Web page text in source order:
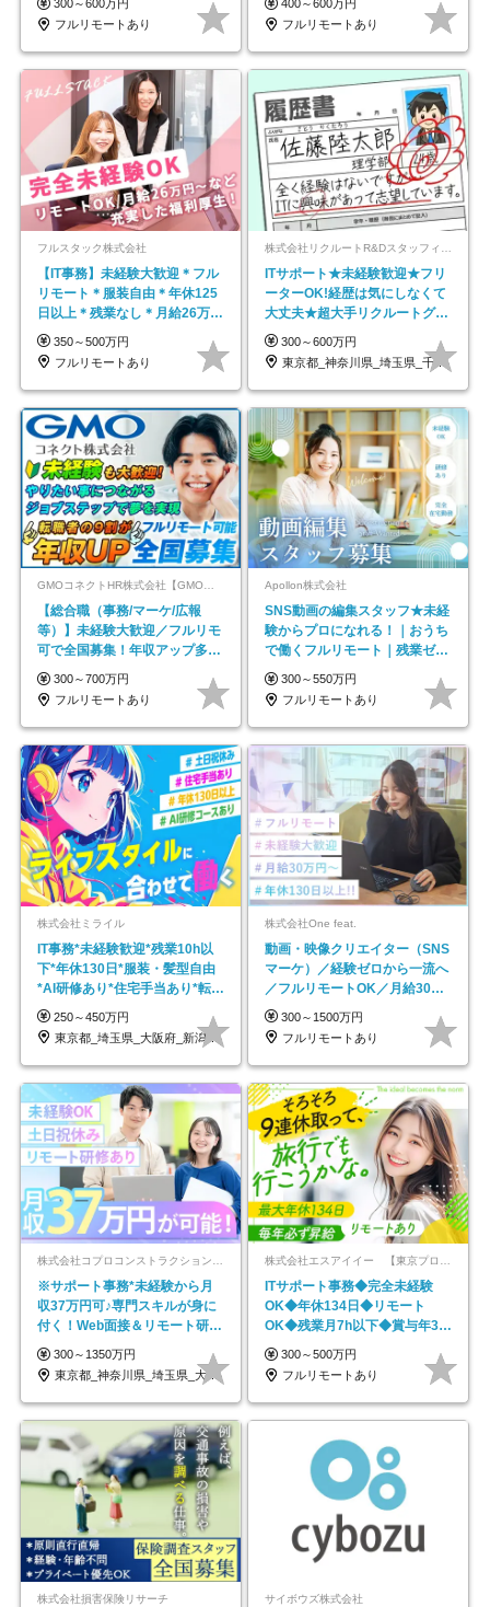
300～600万円
フルリモートあり
400～600万円
フルリモートあり
フルスタック株式会社
【IT事務】未経験大歓迎＊フル
リモート＊服装自由＊年休125
日以上＊残業なし＊月給26万円
以上
350～500万円
フルリモートあり
ITサポート★未経験歓迎★フリ
ーターOK!経歴は気にしなくて
大丈夫★超大手リクルートグル
ープの正社員/sg
300～600万円
東京都_神奈川県_埼玉県_千葉県_大阪府…
GMOコネクトHR株式会社【GMOインターネットグループ】
【総合職（事務/マーケ/広報
等）】未経験大歓迎／フルリモ
可で全国募集！年収アップ多数
★年休最大130日★
300～700万円
フルリモートあり
Apollon株式会社
SNS動画の編集スタッフ★未経
験からプロになれる！｜おうち
で働くフルリモート｜残業ゼロ
で18時退勤◎
300～550万円
フルリモートあり
株式会社ミライル
IT事務*未経験歓迎*残業10h以
下*年休130日*服装・髪型自由
*AI研修あり*住宅手当あり*転勤
なし
250～450万円
東京都_埼玉県_大阪府_新潟県_福岡県
株式会社One feat.
動画・映像クリエイター（SNS
マーケ）／経験ゼロから一流へ
／フルリモートOK／月給30万
円～／年休130日以上
300～1500万円
フルリモートあり
※サポート事務*未経験から月
収37万円可♪専門スキルが身に
付く！Web面接＆リモート研修
も充実♪/a
300～1350万円
東京都_神奈川県_埼玉県_大阪府_愛知県…
ITサポート事務◆完全未経験
OK◆年休134日◆リモート
OK◆残業月7h以下◆賞与年3回
◆5年目まで必ず昇給
300～500万円
フルリモートあり
株式会社損害保険リサーチ サイボウズ株式会社